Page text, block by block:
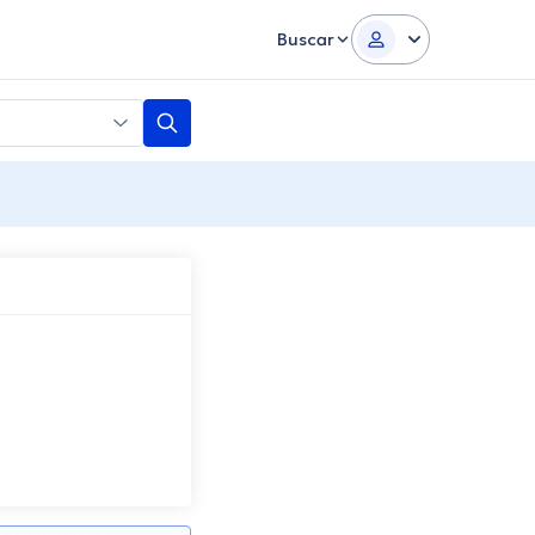
Buscar